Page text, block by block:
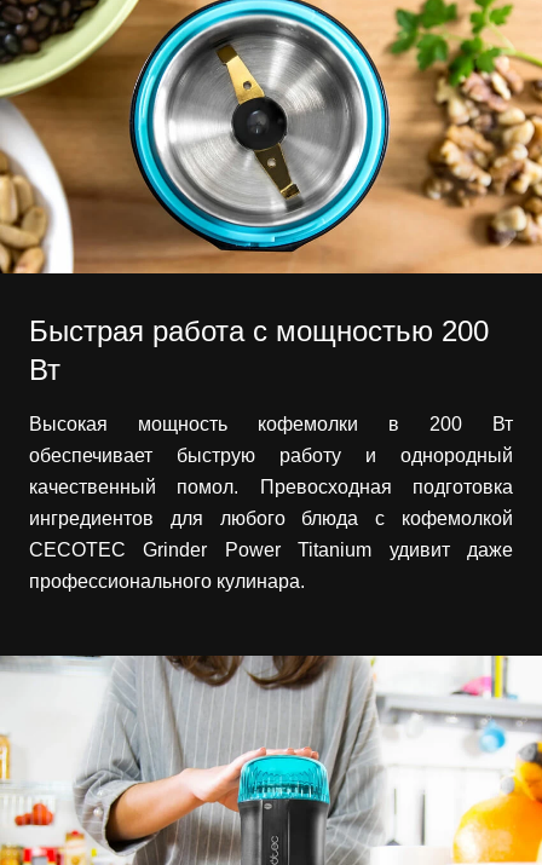
Быстрая работа с мощностью 200
Вт
Высокая мощность кофемолки в 200 Вт
обеспечивает быструю работу и однородный
качественный помол. Превосходная подготовка
ингредиентов для любого блюда с кофемолкой
CECOTEC Grinder Power Titanium удивит даже
профессионального кулинара.